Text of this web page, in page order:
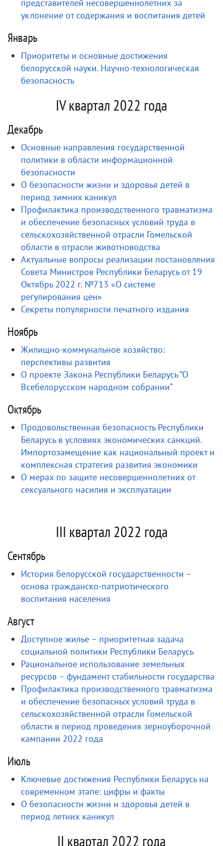
представителей несовершеннолетних за
уклонение от содержания и воспитания детей
Январь
Приоритеты и основные достижения
белорусской науки. Научно-технологическая
безопасность
IV квартал 2022 года
Декабрь
Основные направления государственной
политики в области информационной
безопасности
О безопасности жизни и здоровья детей в
период зимних каникул
Профилактика производственного травматизма
и обеспечение безопасных условий труда в
сельскохозяйственной отрасли Гомельской
области в отрасли животноводства
Актуальные вопросы реализации постановления
Совета Министров Республики Беларусь от 19
Октябрь 2022 г. №713 «О системе
регулирования цен»
Секреты популярности печатного издания
Ноябрь
Жилищно-коммунальное хозяйство:
перспективы развития
О проекте Закона Республики Беларусь ”О
Всебелорусском народном собрании“
Октябрь
Продовольственная безопасность Республики
Беларусь в условиях экономических санкций.
Импортозамещение как национальный проект и
комплексная стратегия развития экономики
О мерах по защите несовершеннолетних от
сексуального насилия и эксплуатации
III квартал 2022 года
Сентябрь
История белорусской государственности –
основа гражданско-патриотического
воспитания населения
Август
Доступное жилье – приоритетная задача
социальной политики Республики Беларусь
Рациональное использование земельных
ресурсов – фундамент стабильности государства
Профилактика производственного травматизма
и обеспечение безопасных условий труда в
сельскохозяйственной отрасли Гомельской
области в период проведения зерноуборочной
кампании 2022 года
Июль
Ключевые достижения Республики Беларусь на
современном этапе: цифры и факты
О безопасности жизни и здоровья детей в
период летних каникул
II квартал 2022 года